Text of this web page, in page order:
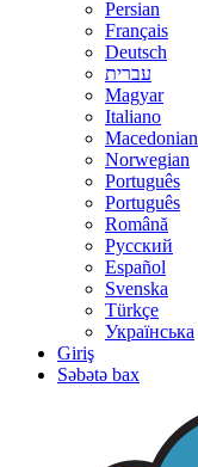
Persian
Français
Deutsch
עברית
Magyar
Italiano
Macedonian
Norwegian
Português
Português
Română
Русский
Español
Svenska
Türkçe
Українська
Giriş
Səbətə bax